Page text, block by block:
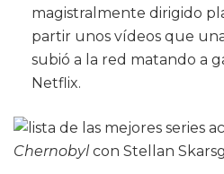
magistralmente dirigido
partir unos vídeos que
subió a la red matando a
Netflix.
Chernobyl con Stellan